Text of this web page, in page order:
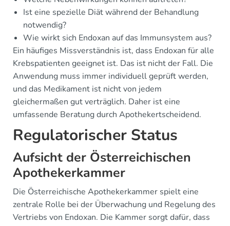
Ist eine spezielle Diät während der Behandlung
notwendig?
Wie wirkt sich Endoxan auf das Immunsystem aus?
Ein häufiges Missverständnis ist, dass Endoxan für alle
Krebspatienten geeignet ist. Das ist nicht der Fall. Die
Anwendung muss immer individuell geprüft werden,
und das Medikament ist nicht von jedem
gleichermaßen gut verträglich. Daher ist eine
umfassende Beratung durch Apothekertscheidend.
Regulatorischer Status
Aufsicht der Österreichischen
Apothekerkammer
Die Österreichische Apothekerkammer spielt eine
zentrale Rolle bei der Überwachung und Regelung des
Vertriebs von Endoxan. Die Kammer sorgt dafür, dass